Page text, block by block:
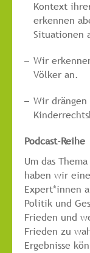
Kontext
erkennen
Situationen
Wir
Völker an.
Wir
Podcast-Reihe
Um das
haben wir
Expert*innen
Politik und
Frieden und
Frieden zu
Ergebnisse